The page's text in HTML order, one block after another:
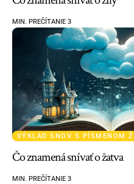
MIN. PREČÍTANIE 3
VÝKLAD SNOV S PÍSMENOM Ž
Čo znamená snívať o žatva
MIN. PREČÍTANIE 3